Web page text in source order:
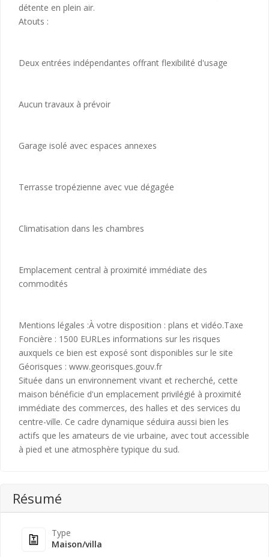
détente en plein air.
Atouts :
Deux entrées indépendantes offrant flexibilité d'usage
Aucun travaux à prévoir
Garage isolé avec espaces annexes
Terrasse tropézienne avec vue dégagée
Climatisation dans les chambres
Emplacement central à proximité immédiate des
commodités
Mentions légales :À votre disposition : plans et vidéo.Taxe
Foncière : 1500 EURLes informations sur les risques
auxquels ce bien est exposé sont disponibles sur le site
Géorisques : www.georisques.gouv.fr
Située dans un environnement vivant et recherché, cette
maison bénéficie d'un emplacement privilégié à proximité
immédiate des commerces, des halles et des services du
centre-ville. Ce cadre dynamique séduira aussi bien les
actifs que les amateurs de vie urbaine, avec tout accessible
à pied et une atmosphère typique du sud.
Résumé
Type
Maison/villa